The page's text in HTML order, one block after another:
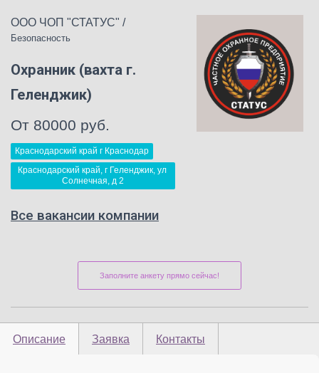
ООО ЧОП "СТАТУС" /
Безопасность
Охранник (вахта г.
Геленджик)
От 80000 руб.
Краснодарский край г Краснодар
Краснодарский край, г Геленджик, ул
Солнечная, д 2
Все вакансии компании
Заполните анкету прямо сейчас!
Описание Заявка Контакты